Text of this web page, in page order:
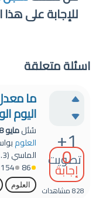
للإجابة على
اسئلة متعلقة
+1
تصويت
0
إجابة
828مشاهدات
ما
اليوم
سُئلمايو 28، 2020
العلوم
الماسي(
86
154
العلوم